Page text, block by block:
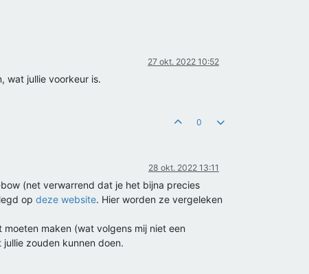
27 okt. 2022 10:52
wat jullie voorkeur is.
0
28 okt. 2022 13:11
(net verwarrend dat je het bijna precies
op deze website. Hier worden ze vergeleken
maken (wat volgens mij niet een
zouden kunnen doen.